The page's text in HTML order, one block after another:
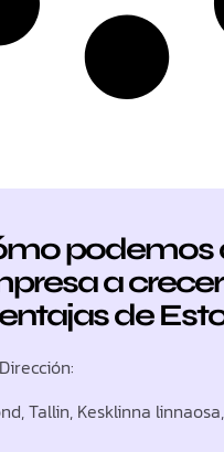
podemos
a
de
Tallin, Kesklinna